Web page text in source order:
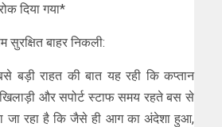
दिया गया*
सुरक्षित बाहर निकली:
बड़ी राहत की बात यह रही कि कप्तान
और सपोर्ट स्टाफ समय रहते बस से
जा रहा है कि जैसे ही आग का अंदेशा हुआ,